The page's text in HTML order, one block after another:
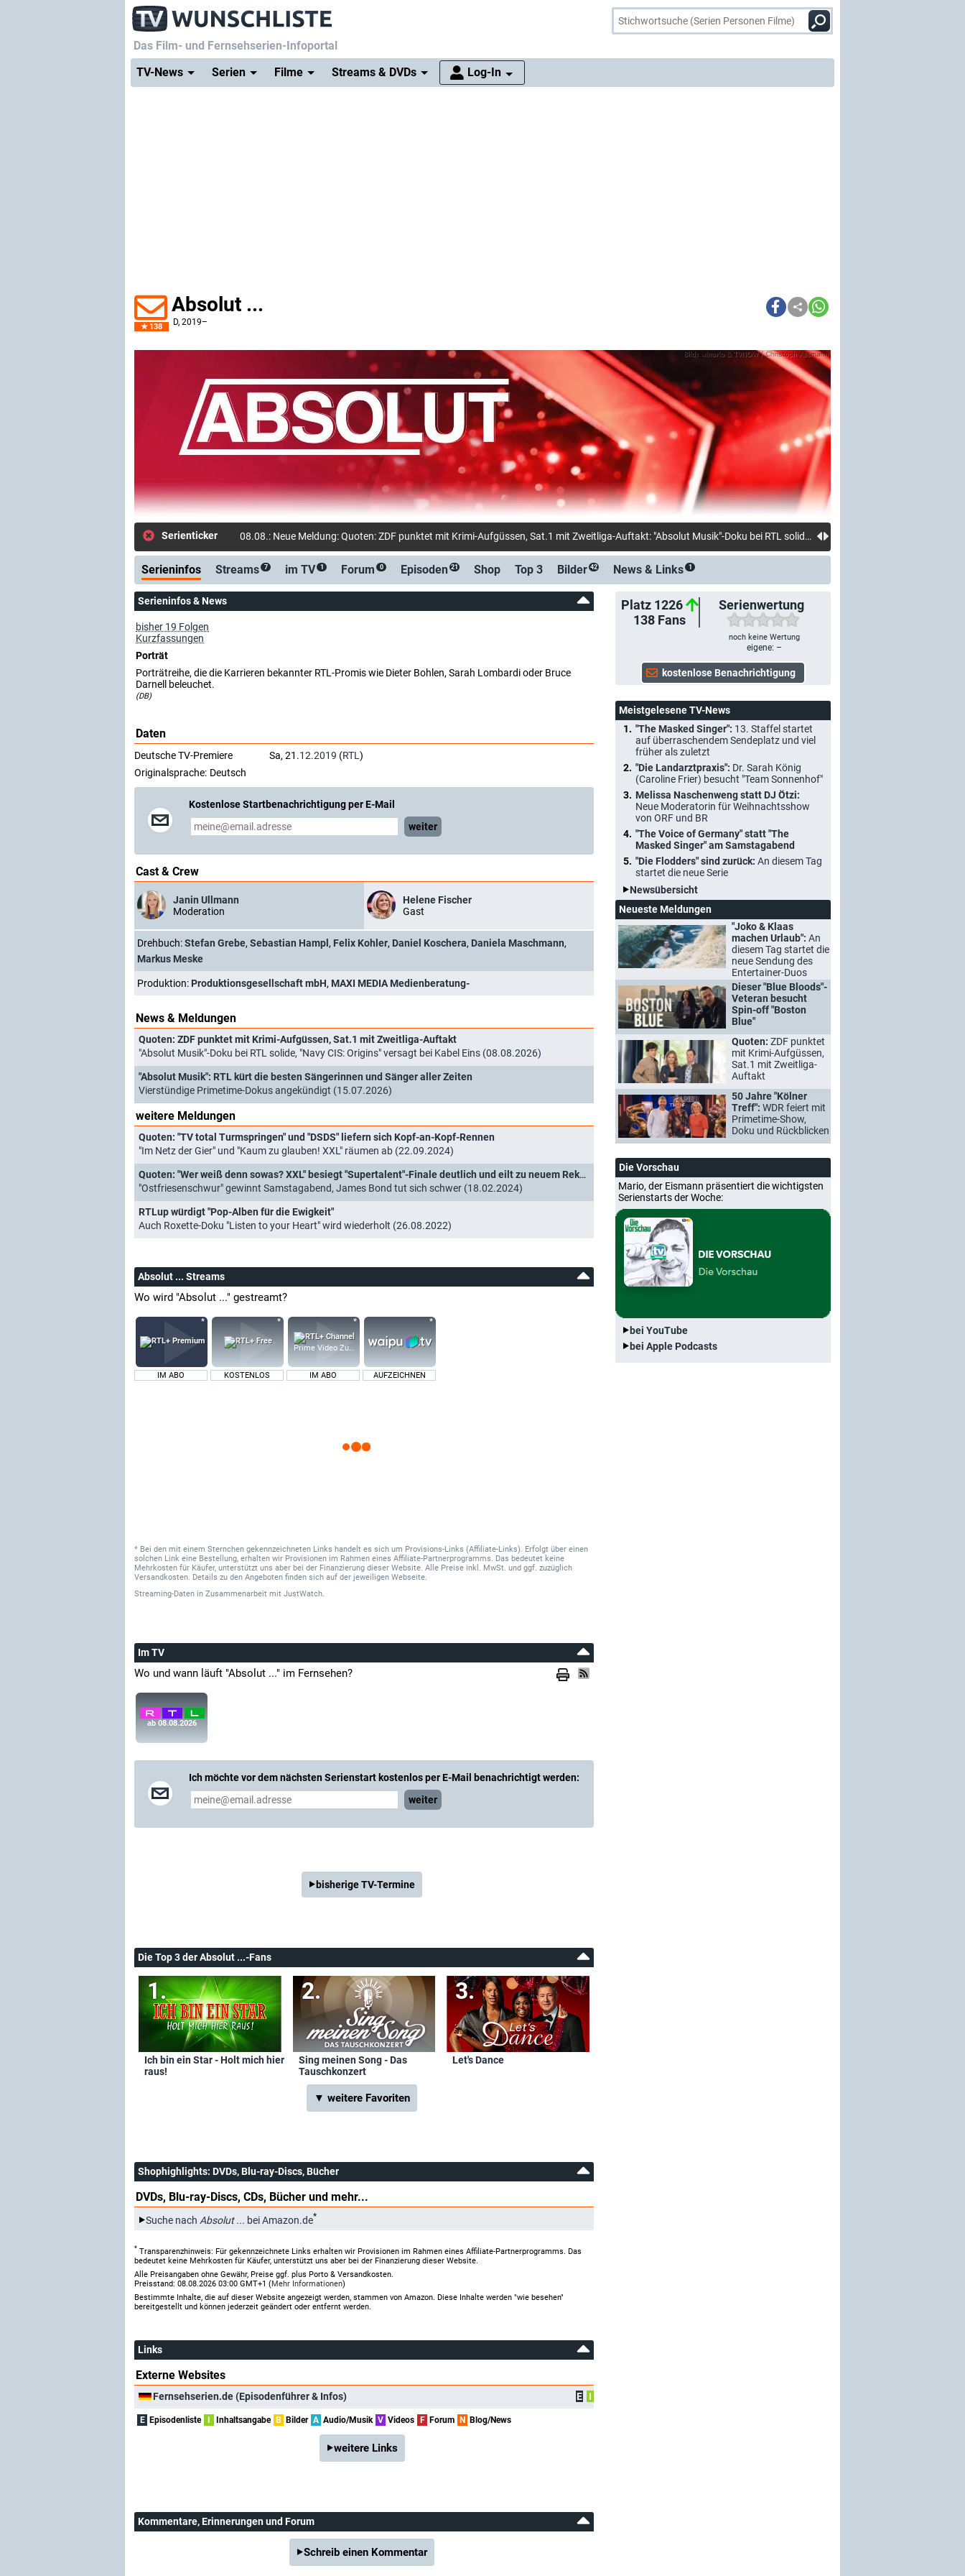
Das Film- und Fernsehserien-Infoportal
TV-News
Serien Filme Streams & DVDs Log-In
138
Absolut ...
D, 2019–
Serienticker 08.08.: Neue Meldung: Quoten: ZDF punktet mit Krimi-Aufgüssen, Sat.1 mit Zweitliga-Auftakt: "Absolut Musik"-Doku bei RTL solide, "Navy CIS: Origins" versagt bei Kabel Eins
Serieninfos Streams 7 im TV 1 Forum 0 Episoden 21 Shop Top 3 Bilder 42 News & Links 1
Platz 1226
138 Fans
Serienwertung
noch keine Wertung
eigene: –
Serieninfos & News
bisher 19 Folgen
Kurzfassungen
Porträt
Porträtreihe, die die Karrieren bekannter RTL-Promis wie Dieter Bohlen, Sarah Lombardi oder Bruce
Darnell beleuchet.
(DB)
Daten
Deutsche TV-Premiere Sa, 21.12.2019 (RTL )
Originalsprache: Deutsch
Kostenlose Startbenachrichtigung per E-Mail
weiter
Cast & Crew
Janin Ullmann
Moderation
Helene Fischer
Gast
Drehbuch:Stefan Grebe, Sebastian Hampl , Felix Kohler, Daniel Koschera, Daniela Maschmann,
Markus Meske
Produktion: Produktionsgesellschaft mbH, MAXI MEDIA Medienberatung-
News & Meldungen
Quoten: ZDF punktet mit Krimi-Aufgüssen, Sat.1 mit Zweitliga-Auftakt
"Absolut Musik"-Doku bei RTL solide, "Navy CIS: Origins" versagt bei Kabel Eins (08.08.2026)
"Absolut Musik": RTL kürt die besten Sängerinnen und Sänger aller Zeiten
Vierstündige Primetime-Dokus angekündigt (15.07.2026)
weitere Meldungen
Quoten: "TV total Turmspringen" und "DSDS" liefern sich Kopf-an-Kopf-Rennen
"Im Netz der Gier" und "Kaum zu glauben! XXL" räumen ab (22.09.2024)
Quoten: "Wer weiß denn sowas? XXL" besiegt "Supertalent"-Finale deutlich und eilt zu neuem Rekord
"Ostfriesenschwur" gewinnt Samstagabend, James Bond tut sich schwer (18.02.2024)
RTLup würdigt "Pop-Alben für die Ewigkeit"
Auch Roxette-Doku "Listen to your Heart" wird wiederholt (26.08.2022)
Absolut ... Streams
Wo wird "Absolut ..." gestreamt?
IM ABO KOSTENLOS
Prime Video Zusatz-Kanäle
IM ABO AUFZEICHNEN
* Bei den mit einem Sternchen gekennzeichneten Links handelt es sich um Provisions-Links (Affiliate-Links). Erfolgt über einen
solchen Link eine Bestellung, erhalten wir Provisionen im Rahmen eines Affiliate-Partnerprogramms. Das bedeutet keine
Mehrkosten für Käufer, unterstützt uns aber bei der Finanzierung dieser Website. Alle Preise inkl. MwSt. und ggf. zuzüglich
Versandkosten. Details zu den Angeboten finden sich auf der jeweiligen Webseite.
Streaming-Daten in Zusammenarbeit mit JustWatch.
Im TV
Wo und wann läuft "Absolut ..." im Fernsehen?
ab 08.08.2026
Ich möchte vor dem nächsten Serienstart kostenlos per E-Mail benachrichtigt werden:
weiter
bisherige TV-Termine
Die Top 3 der Absolut ...-Fans
Ich bin ein Star - Holt mich hier
raus!
Sing meinen Song - Das
Tauschkonzert
Let's Dance
▼ weitere Favoriten
Shophighlights: DVDs, Blu-ray-Discs, Bücher
DVDs, Blu-ray-Discs, CDs, Bücher und mehr...
Suche nach Absolut ... bei Amazon.de*
* Transparenzhinweis: Für gekennzeichnete Links erhalten wir Provisionen im Rahmen eines Affiliate-Partnerprogramms. Das
bedeutet keine Mehrkosten für Käufer, unterstützt uns aber bei der Finanzierung dieser Website.
Alle Preisangaben ohne Gewähr, Preise ggf. plus Porto & Versandkosten.
Preisstand: 08.08.2026 03:00 GMT+1 (Mehr Informationen)
Bestimmte Inhalte, die auf dieser Website angezeigt werden, stammen von Amazon. Diese Inhalte werden "wie besehen"
bereitgestellt und können jederzeit geändert oder entfernt werden.
Links
Externe Websites
Fernsehserien.de (Episodenführer & Infos) E I
E Episodenliste I Inhaltsangabe B Bilder A Audio/Musik V Videos F Forum N Blog/News
weitere Links
Kommentare, Erinnerungen und Forum
Schreib einen Kommentar
Meistgelesene TV-News
"The Masked Singer": 13. Staffel startet
auf überraschendem Sendeplatz und viel
früher als zuletzt
"Die Landarztpraxis": Dr. Sarah König
(Caroline Frier) besucht "Team Sonnenhof"
Melissa Naschenweng statt DJ Ötzi:
Neue Moderatorin für Weihnachtsshow
von ORF und BR
"The Voice of Germany" statt "The
Masked Singer" am Samstagabend
"Die Flodders" sind zurück: An diesem Tag
startet die neue Serie
Newsübersicht
Neueste Meldungen
"Joko & Klaas
machen Urlaub": An
diesem Tag startet die
neue Sendung des
Entertainer-Duos
Dieser "Blue Bloods"-
Veteran besucht
Spin-off "Boston
Blue"
Quoten: ZDF punktet
mit Krimi-Aufgüssen,
Sat.1 mit Zweitliga-
Auftakt
50 Jahre "Kölner
Treff": WDR feiert mit
Primetime-Show,
Doku und Rückblicken
Die Vorschau
Mario, der Eismann präsentiert die wichtigsten
Serienstarts der Woche:
bei YouTube
bei Apple Podcasts